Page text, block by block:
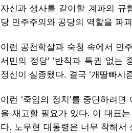
자신과 생사를 같이할 계파의 규
당 민주주의와 공당의 역할을 파
이런 공천학살과 숙청 속에서 민
서민의 정당' '반칙과 특권 없는
정신이 실종됐다. 결국 '개딸빠시
이런 '죽임의 정치'를 중단하려
을 재고할 필요가 있다. 이 대표
다. 노무현 대통령은 너무 착해서